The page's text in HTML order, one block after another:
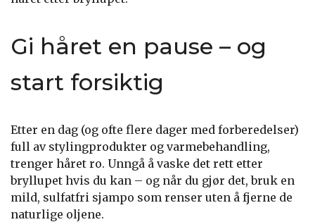
Gi håret en pause – og
start forsiktig
Etter en dag (og ofte flere dager med forberedelser)
full av stylingprodukter og varmebehandling,
trenger håret ro. Unngå å vaske det rett etter
bryllupet hvis du kan – og når du gjør det, bruk en
mild, sulfatfri sjampo som renser uten å fjerne de
naturlige oljene.